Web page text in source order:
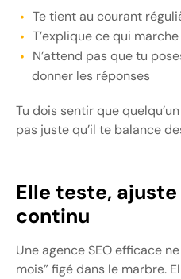
Te tient au courant
T’explique ce qui
N’attend pas que tu
donner les réponses
Tu dois sentir que
pas juste qu’il te balance
Elle teste,
continu
Une agence SEO efficace
mois” figé dans le marbre.